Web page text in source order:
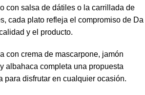
con salsa de dátiles o la carrillada de
cada plato refleja el compromiso de Da
y el producto.
con crema de mascarpone, jamón
albahaca completa una propuesta
para disfrutar en cualquier ocasión.